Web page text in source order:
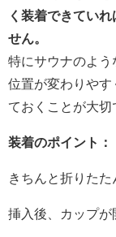
く装着できてい
せん。
特にサウナのよ
位置が変わりやす
ておくことが大切
装着のポイント：
きちんと折りたた
挿入後、カップが